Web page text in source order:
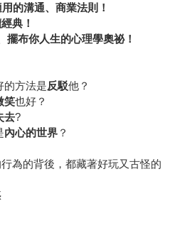
的溝通、商業法則！
典！
擺布你人生的心理學奧祕！
的方法是反駁他？
笑也好？
去?
內心的世界？
為的背後，都藏著好玩又古怪的